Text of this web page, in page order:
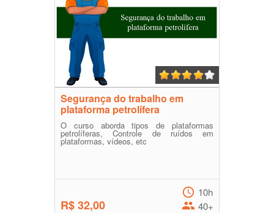
Segurança do trabalho em
plataforma petrolífera
O curso aborda tipos de plataformas
petrolíferas, Controle de ruídos em
plataformas, vídeos, etc
R$ 32,00
10h
40+